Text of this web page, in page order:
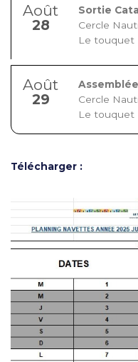
Août
28
Sortie
Cercle
Le touquet
Août
29
Cercle
Le touquet
Télécharger :